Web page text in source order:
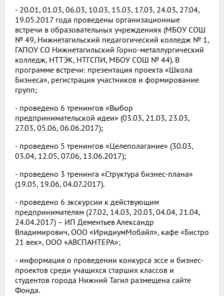
- 20.01, 01.03, 06.03, 10.03, 15.03, 17.03, 24.03, 27.04,
19.05.2017 года проведены организационные
встречи в образовательных учреждениях (МБОУ СОШ
№ 49, Нижнетагильский педагогический колледж № 1,
ГАПОУ СО Нижнетагильский Горно-металлургический
колледж, НТТЭК, НТГСПИ, МБОУ СОШ № 44). В
программе встречи: презентация проекта «Школа
Бизнеса», регистрация участников и формирование
групп;
- проведено 6 тренингов «Выбор
предпринимательской идеи» (03.03, 21.03, 23.03,
27.03, 05.06, 06.06.2017);
- проведено 5 тренингов «Целеполагание» (30.03,
03.04, 12.05, 07.06, 13.06.2017);
- проведено 3 тренинга «Структура бизнес-плана»
(19.05, 19.06, 04.07.2017).
- проведено 6 экскурсии к действующим
предпринимателям (27.02, 14.03, 20.03, 04.04, 21.04,
24.04.2017) – ИП Дементьев Александр
Владимирович, ООО «ИридиумМобайл», кафе «Бистро
21 век», ООО «АВСПАНТЕРА»;
- информация о проведении конкурса эссе и бизнес-
проектов среди учащихся старших классов и
студентов города Нижний Тагил размещена сайте
Фонда.